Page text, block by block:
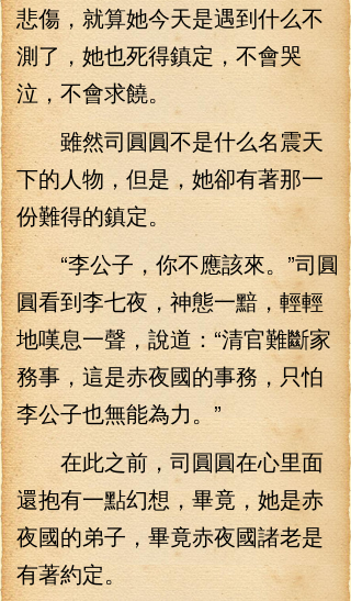
悲傷，就算她今天是遇到什么不
測了，她也死得鎮定，不會哭
泣，不會求饒。
雖然司圓圓不是什么名震天
下的人物，但是，她卻有著那一
份難得的鎮定。
“李公子，你不應該來。”司圓
圓看到李七夜，神態一黯，輕輕
地嘆息一聲，說道：“清官難斷家
務事，這是赤夜國的事務，只怕
李公子也無能為力。”
在此之前，司圓圓在心里面
還抱有一點幻想，畢竟，她是赤
夜國的弟子，畢竟赤夜國諸老是
有著約定。